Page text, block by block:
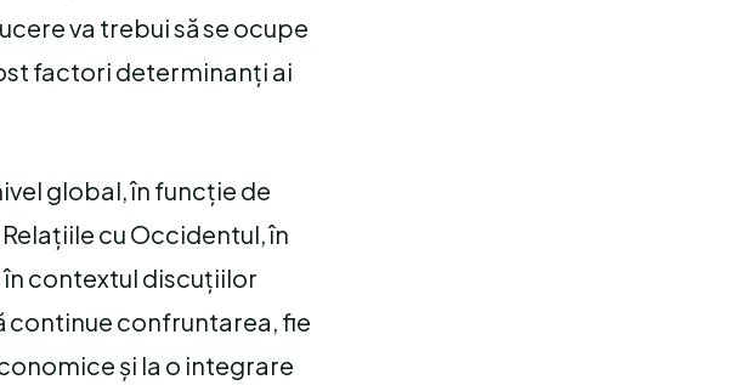
va trebui să se ocupe
factori determinanți ai
global, în funcție de
cu Occidentul, în
în contextul discuțiilor
continue confruntarea, fie
și la o integrare